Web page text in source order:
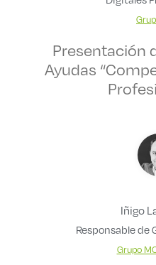
Presentación
Ayudas
Iñigo
Responsable de
Grupo